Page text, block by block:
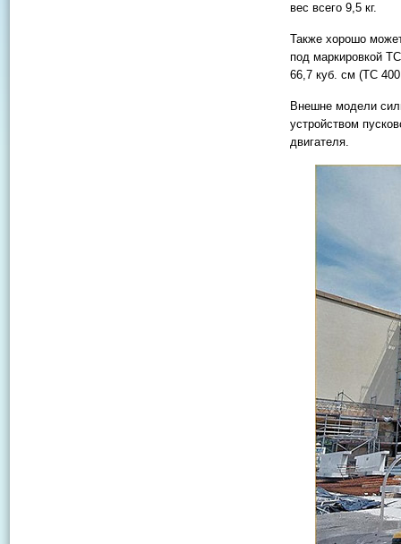
вес всего 9,5 кг.
Также хорошо
под маркировкой
66,7 куб. см (ТС
Внешне модели
устройством
двигателя.